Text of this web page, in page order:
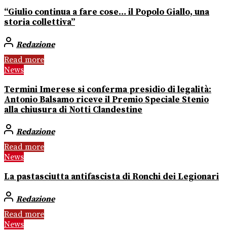
“Giulio continua a fare cose… il Popolo Giallo, una
storia collettiva”
Redazione
Read more
News
Termini Imerese si conferma presidio di legalità:
Antonio Balsamo riceve il Premio Speciale Stenio
alla chiusura di Notti Clandestine
Redazione
Read more
News
La pastasciutta antifascista di Ronchi dei Legionari
Redazione
Read more
News